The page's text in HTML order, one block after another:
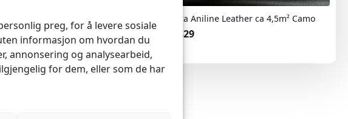
preg, for å levere sosiale
informasjon om hvordan du
annonsering og analysearbeid,
for dem, eller som de har
Aniline Leather ca 4,5m²
Tundra Aniline Leather ca 4,5m² Camo
5,329